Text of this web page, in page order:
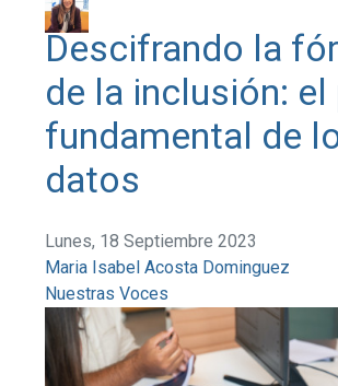
Descifrando la
de la inclusión: el
fundamental de
datos
Lunes, 18 Septiembre 2023
Maria Isabel Acosta Dominguez
Nuestras Voces